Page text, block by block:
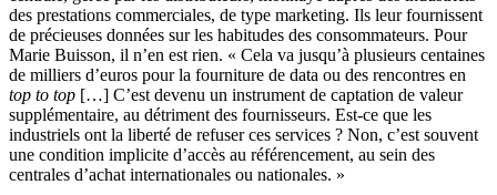
des prestations commerciales, de type marketing. Ils leur fournissent
de précieuses données sur les habitudes des consommateurs. Pour
Marie Buisson, il n’en est rien. « Cela va jusqu’à plusieurs centaines
de milliers d’euros pour la fourniture de data ou des rencontres en
top to top […] C’est devenu un instrument de captation de valeur
supplémentaire, au détriment des fournisseurs. Est-ce que les
industriels ont la liberté de refuser ces services ? Non, c’est souvent
une condition implicite d’accès au référencement, au sein des
centrales d’achat internationales ou nationales. »